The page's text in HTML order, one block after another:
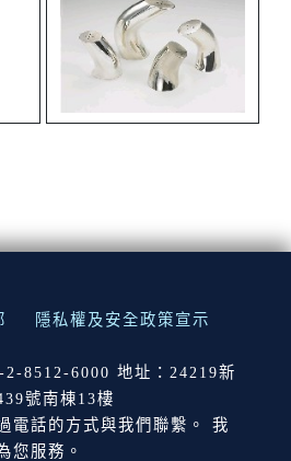
隱私權及安全政策宣示
8512-6000 地址：24219新
號南棟13樓
電話的方式與我們聯繫。 我
您服務。